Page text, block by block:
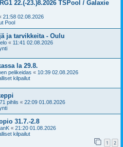
22.(-23.)8.2026 TSPool / Galaxie
21:58 02.08.2026
Pool
ja tarvikkeita - Oulu
« 11:41 02.08.2026
la 29.8.
pelikeidas « 10:39 02.08.2026
kilpailut
pihlis « 22:09 01.08.2026
31.7.-2.8
« 21:20 01.08.2026
kilpailut
1 2